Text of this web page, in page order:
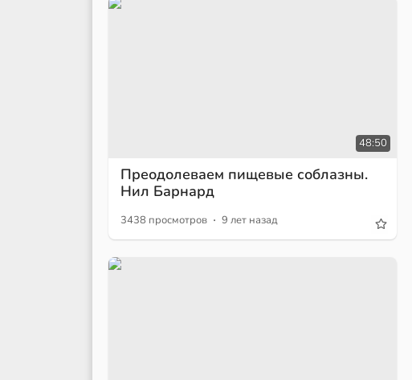
48:50
Преодолеваем пищевые соблазны.
Нил Барнард
3438 просмотров · 9 лет назад